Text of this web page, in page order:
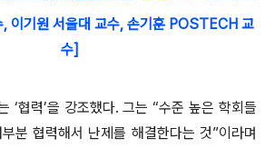
, 이기원 서울대 교수, 손기훈 POSTECH 교
수]
‘협력’을 강조했다. 그는 “수준 높은 학회들
분 협력해서 난제를 해결한다는 것”이라며